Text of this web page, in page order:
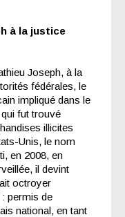
à la justice
Joseph, à la
fédérales, le
impliqué dans le
fut trouvé
illicites
Unis, le nom
en 2008, en
il devint
octroyer
permis de
national, en tant